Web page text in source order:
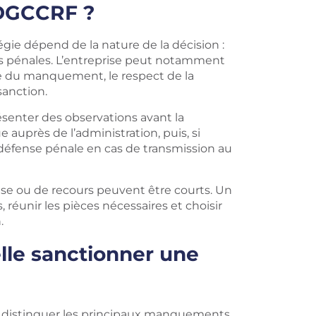
?
dépend de la nature de la décision :
L’entreprise peut notamment
du manquement, le respect de la
des observations avant la
de l’administration, puis, si
pénale en cas de transmission au
ou de recours peuvent être courts. Un
les pièces nécessaires et choisir
sanctionner une